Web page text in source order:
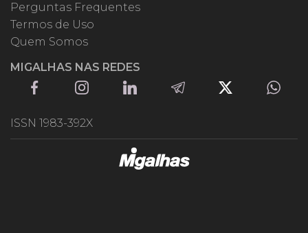
Perguntas Frequentes
Termos de Uso
Quem Somos
MIGALHAS NAS REDES
ISSN 1983-392X